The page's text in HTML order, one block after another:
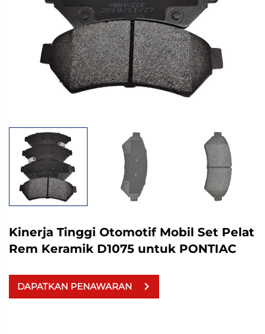
Kinerja Tinggi Otomotif Mobil Set Pelat
Rem Keramik D1075 untuk PONTIAC
DAPATKAN PENAWARAN